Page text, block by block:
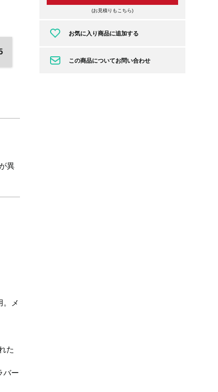
異
。メ
た
バー
(お見積りもこちら)
お気に入り商品に追加する
この商品についてお問い合わせ